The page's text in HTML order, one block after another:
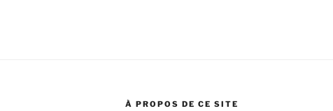
À PROPOS DE CE SITE